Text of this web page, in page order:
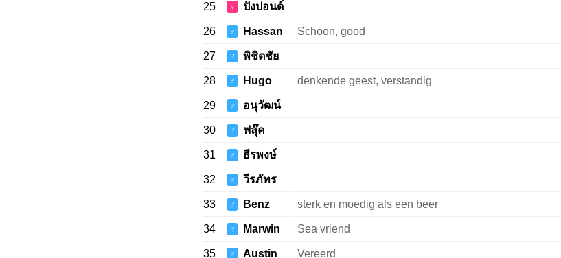
25 ♀ ปังปอนด์
26 ♂ Hassan Schoon, good
27 ♂ พิชิตชัย
28 ♂ Hugo denkende geest, verstandig
29 ♂ อนุวัฒน์
30 ♂ ฟลุ๊ค
31 ♂ ธีรพงษ์
32 ♂ วีรภัทร
33 ♂ Benz sterk en moedig als een beer
34 ♂ Marwin Sea vriend
35 ♂ Austin Vereerd